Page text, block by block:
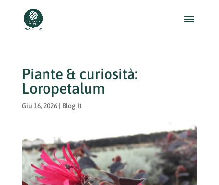
Piante & curiosità:
Loropetalum
Giu 16, 2026| Blog It